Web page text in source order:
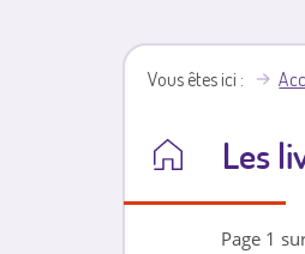
Vous êtes ici
Les
Page 1